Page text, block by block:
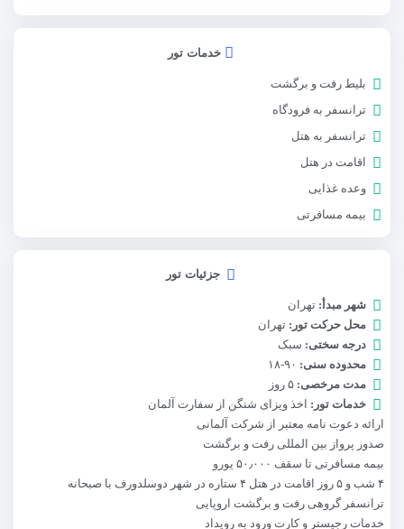
خدمات تور
بلیط رفت و برگشت
ترانسفر به فرودگاه
ترانسفر به هتل
اقامت در هتل
وعده غذایی
بیمه مسافرتی
جزئیات تور
شهر مبدأ: تهران
محل حرکت تور: تهران
درجه سختی: سبک
محدوده سنی: ۹۰-۱۸
مدت مرخصی: ۵ روز
خدمات تور:
اخذ ویزای شنگن از سفارت آلمان
ارائه دعوت نامه معتبر از شرکت آلمانی
صدور پرواز بین المللی رفت و برگشت
بیمه مسافرتی تا سقف ۵۰٫۰۰۰ یورو
۴ شب و ۵ روز اقامت در هتل ۴ ستاره در شهر دوسلدورف با صبحانه
ترانسفر گروهی رفت و برگشت اروپایی
خدمات رجیستر و کارت ورود به رویداد